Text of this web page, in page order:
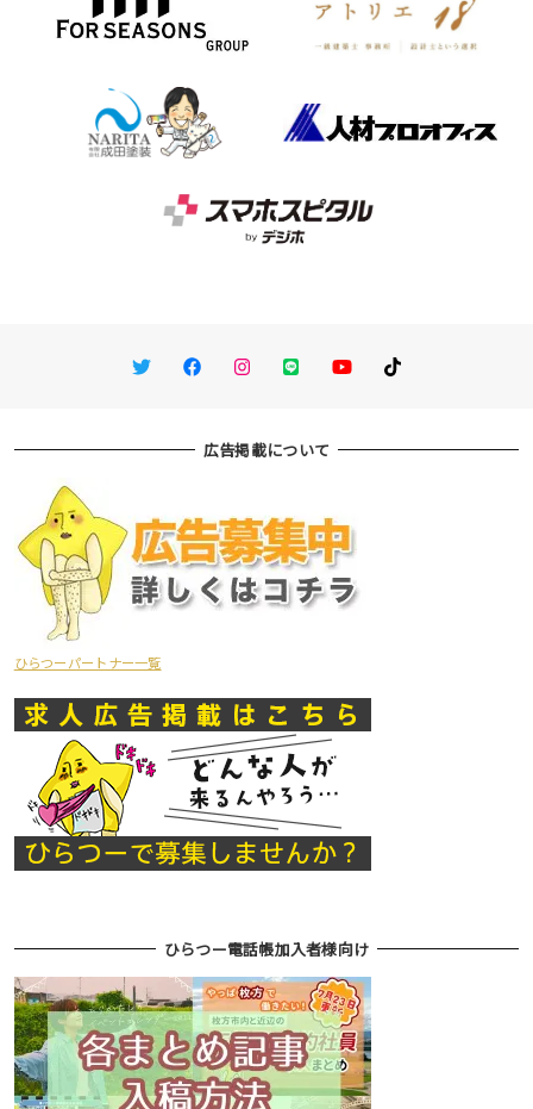
TwitterFacebookInstagram
LINE You TubeTikTok
広告掲載について
ひらつーパートナー一覧
ひらつー電話帳加入者様向け